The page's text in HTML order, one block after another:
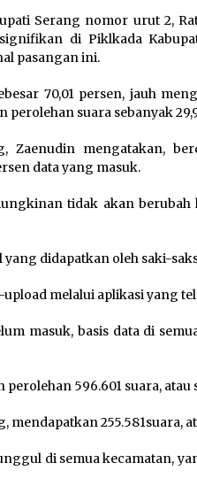
Logo
Lapas
Serang nomor urut 2,
di Piklkada
pasangan ini.
70,01 persen, jauh
suara sebanyak
Zaenudin mengatakan,
data yang masuk.
tidak akan berubah
yang didapatkan oleh saki-
melalui aplikasi yang
masuk, basis data di
596.601 suara, atau
255.581suara,
di semua kecamatan,